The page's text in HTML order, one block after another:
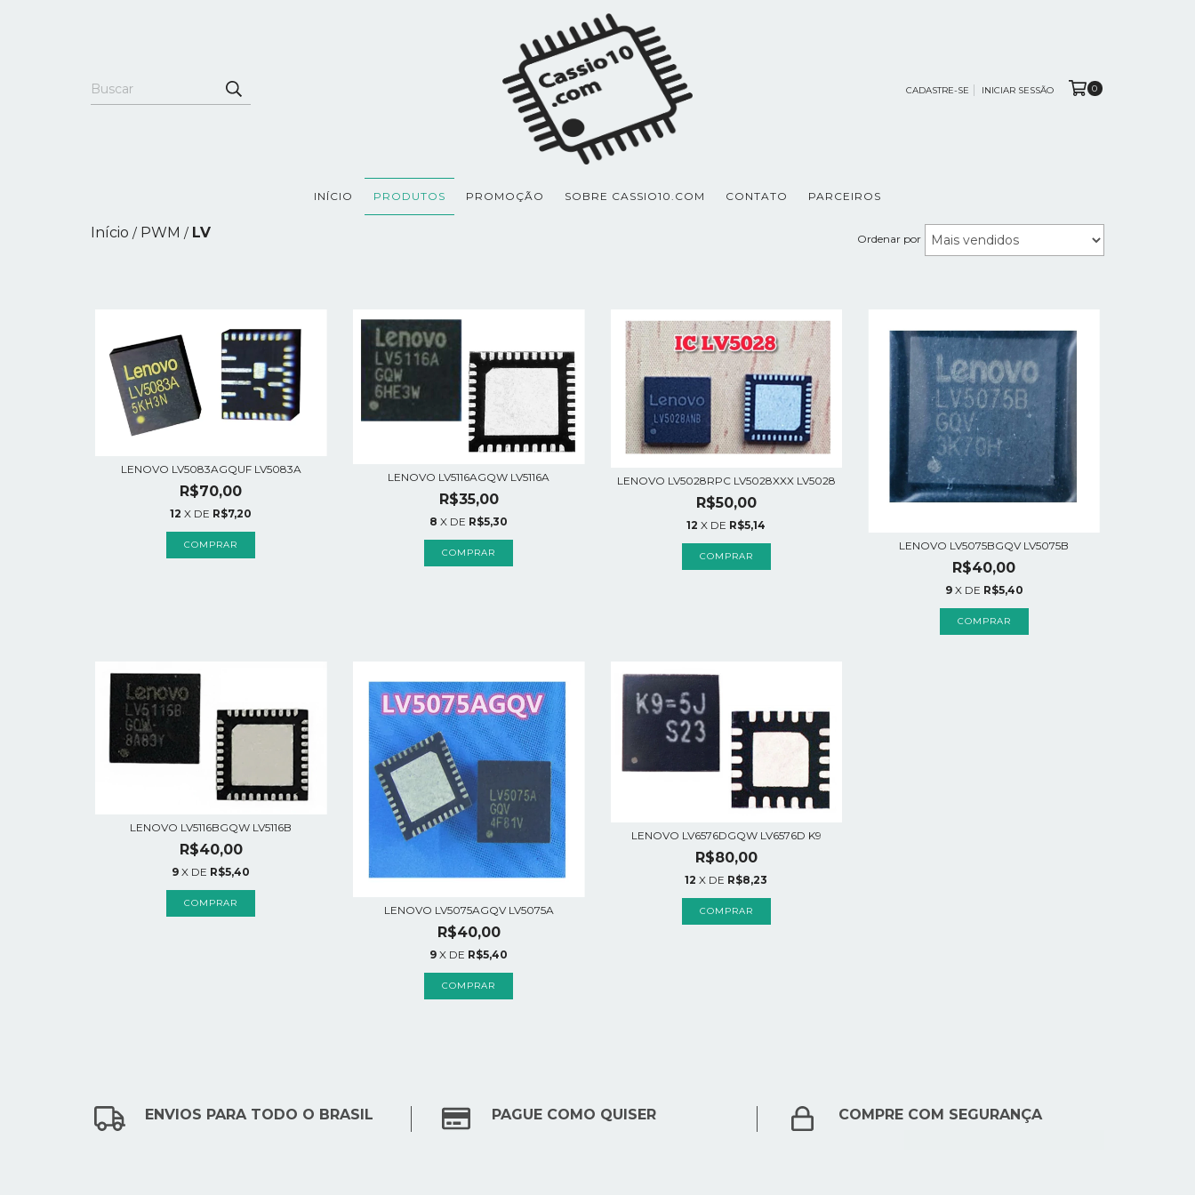
CADASTRE-SE INICIAR SESSÃO 0
INÍCIO PRODUTOS PROMOÇÃO SOBRE CASSIO10.COM CONTATO PARCEIROS
Início / PWM / LV Ordenar por
LENOVO LV5083AGQUF LV5083A
R$70,00
12 X DE R$7,20
LENOVO LV5116AGQW LV5116A
R$35,00
8 X DE R$5,30
LENOVO LV5028RPC LV5028XXX LV5028
R$50,00
12 X DE R$5,14
LENOVO LV5075BGQV LV5075B
R$40,00
9 X DE R$5,40
LENOVO LV5116BGQW LV5116B
R$40,00
9 X DE R$5,40
LENOVO LV5075AGQV LV5075A
R$40,00
9 X DE R$5,40
LENOVO LV6576DGQW LV6576D K9
R$80,00
12 X DE R$8,23
ENVIOS PARA TODO O BRASIL PAGUE COMO QUISER COMPRE COM SEGURANÇA